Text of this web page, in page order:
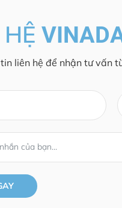
HỆ
liên hệ để nhận tư vấn